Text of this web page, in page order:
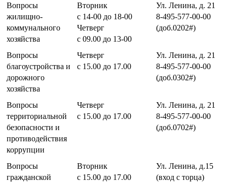
Вопросы
жилищно-
коммунального
хозяйства
Вторник
с 14-00 до 18-00
Четверг
с 09.00 до 13-00
Ул. Ленина, д. 21
8-495-577-00-00
(доб.0202#)
Вопросы
благоустройства и
дорожного
хозяйства
Четверг
с 15.00 до 17.00
Ул. Ленина, д. 21
8-495-577-00-00
(доб.0302#)
Вопросы
территориальной
безопасности и
противодействия
коррупции
Четверг
с 15.00 до 17.00
Ул. Ленина, д. 21
8-495-577-00-00
(доб.0702#)
Вопросы
гражданской
Вторник
с 15.00 до 17.00
Ул. Ленина, д.15
(вход с торца)